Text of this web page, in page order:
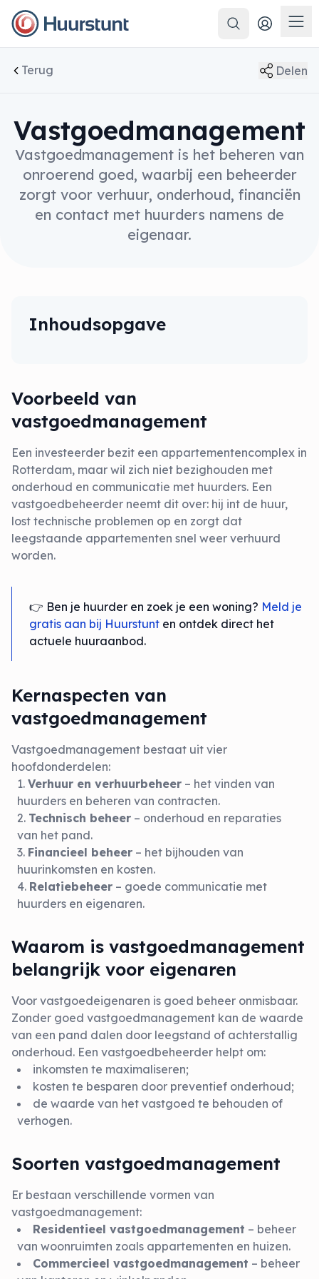
Zoeken
Terug
Delen
Vastgoedmanagement
Vastgoedmanagement is het beheren van
onroerend goed, waarbij een beheerder
zorgt voor verhuur, onderhoud, financiën
en contact met huurders namens de
eigenaar.
Inhoudsopgave
Voorbeeld van
vastgoedmanagement
Een investeerder bezit een appartementencomplex in
Rotterdam, maar wil zich niet bezighouden met
onderhoud en communicatie met huurders. Een
vastgoedbeheerder neemt dit over: hij int de huur,
lost technische problemen op en zorgt dat
leegstaande appartementen snel weer verhuurd
worden.
👉 Ben je huurder en zoek je een woning? Meld je
gratis aan bij Huurstunt en ontdek direct het
actuele huuraanbod.
Kernaspecten van
vastgoedmanagement
Vastgoedmanagement bestaat uit vier
hoofdonderdelen:
Verhuur en verhuurbeheer – het vinden van
huurders en beheren van contracten.
Technisch beheer – onderhoud en reparaties
van het pand.
Financieel beheer – het bijhouden van
huurinkomsten en kosten.
Relatiebeheer – goede communicatie met
huurders en eigenaren.
Waarom is vastgoedmanagement
belangrijk voor eigenaren
Voor vastgoedeigenaren is goed beheer onmisbaar.
Zonder goed vastgoedmanagement kan de waarde
van een pand dalen door leegstand of achterstallig
onderhoud. Een vastgoedbeheerder helpt om:
inkomsten te maximaliseren;
kosten te besparen door preventief onderhoud;
de waarde van het vastgoed te behouden of
verhogen.
Soorten vastgoedmanagement
Er bestaan verschillende vormen van
vastgoedmanagement:
Residentieel vastgoedmanagement – beheer
van woonruimten zoals appartementen en huizen.
Commercieel vastgoedmanagement – beheer